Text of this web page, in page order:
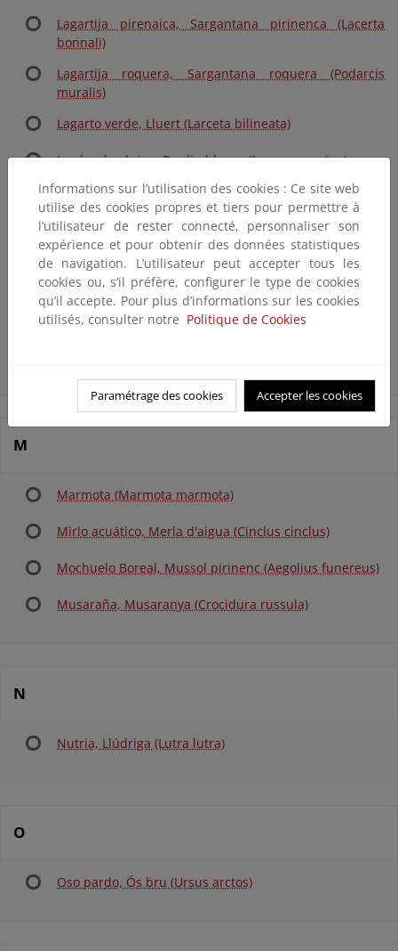
Lagartija pirenaica, Sargantana pirinenca (Lacerta
bonnali)
Lagartija roquera, Sargantana roquera (Podarcis
muralis)
Lagarto verde, Lluert (Larceta bilineata)
Lagópodo alpino, Perdiu blanca (Lagopus mutus)
Lavandera blanca, Cuereta blanca (Motacilla alba)
Lavandera cascadeña, Cuereta torrentera (Motacilla
cinerea)
Liebre europea, Llebre europea (Lepus europaeus)
Lirón careto, Rata cellarda (Eliomys quercinus)
M
Marmota (Marmota marmota)
Mirlo acuático, Merla d'aigua (Cinclus cinclus)
Mochuelo Boreal, Mussol pirinenc (Aegolius funereus)
Musaraña, Musaranya (Crocidura russula)
N
Nutria, Llúdriga (Lutra lutra)
O
Oso pardo, Ós bru (Ursus arctos)
Informations sur l’utilisation des cookies : Ce site web
utilise des cookies propres et tiers pour permettre à
l’utilisateur de rester connecté, personnaliser son
expérience et pour obtenir des données statistiques
de navigation. L’utilisateur peut accepter tous les
cookies ou, s’il préfère, configurer le type de cookies
qu’il accepte. Pour plus d’informations sur les cookies
utilisés, consulter notre Politique de Cookies
Paramétrage des cookies Accepter les cookies